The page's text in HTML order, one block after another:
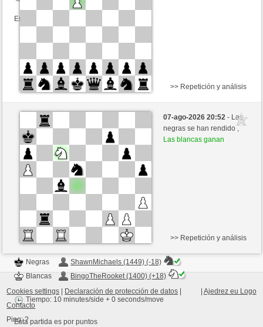
Esta partida es por puntos
Blancas
Zbigy62 (1376)
Negras
Tiempo: 10 minutes/side + 0 seconds/move
Esta partida es por puntos
>> Repetición y análisis
07-ago-2026 20:52- Las
negras se han rendido ,
Las blancas ganan
Negras
ShawnMichaels (1449) (-18)
Blancas
BingoTheRooket (1400) (+18)
Tiempo: 10 minutes/side + 0 seconds/move
Esta partida es por puntos
>> Repetición y análisis
Ajedrez eu Logo
Cookies settings Declaración de protección de datos
Contacto
Ping:?